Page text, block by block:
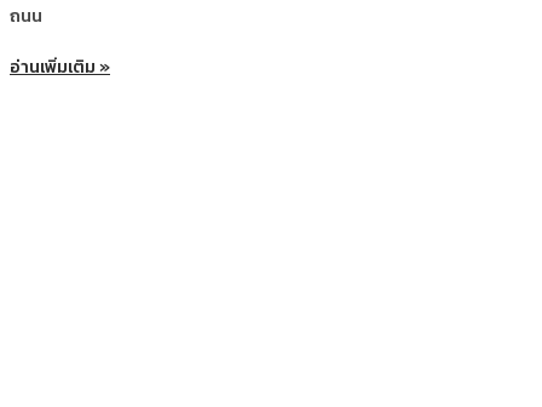
ถนน
อ่านเพิ่มเติม »